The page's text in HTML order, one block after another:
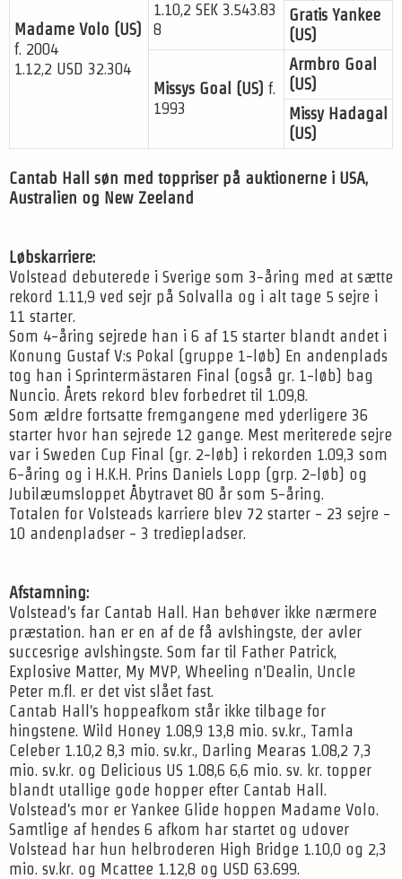
Madame Volo (US)
f. 2004
1.12,2 USD 32.304
1.10,2 SEK 3.543.83
8
Gratis Yankee
(US)
Missys Goal (US) f.
1993
Armbro Goal
(US)
Missy Hadagal
(US)
Cantab Hall søn med toppriser på auktionerne i USA,
Australien og New Zeeland
Løbskarriere:
Volstead debuterede i Sverige som 3-åring med at sætte
rekord 1.11,9 ved sejr på Solvalla og i alt tage 5 sejre i
11 starter.
Som 4-åring sejrede han i 6 af 15 starter blandt andet i
Konung Gustaf V:s Pokal (gruppe 1-løb) En andenplads
tog han i Sprintermästaren Final (også gr. 1-løb) bag
Nuncio. Årets rekord blev forbedret til 1.09,8.
Som ældre fortsatte fremgangene med yderligere 36
starter hvor han sejrede 12 gange. Mest meriterede sejre
var i Sweden Cup Final (gr. 2-løb) i rekorden 1.09,3 som
6-åring og i H.K.H. Prins Daniels Lopp (grp. 2-løb) og
Jubilæumsloppet Åbytravet 80 år som 5-åring.
Totalen for Volsteads karriere blev 72 starter - 23 sejre -
10 andenpladser - 3 trediepladser.
Afstamning:
Volstead's far Cantab Hall. Han behøver ikke nærmere
præstation. han er en af de få avlshingste, der avler
succesrige avlshingste. Som far til Father Patrick,
Explosive Matter, My MVP, Wheeling n'Dealin, Uncle
Peter m.fl. er det vist slået fast.
Cantab Hall's hoppeafkom står ikke tilbage for
hingstene. Wild Honey 1.08,9 13,8 mio. sv.kr., Tamla
Celeber 1.10,2 8,3 mio. sv.kr., Darling Mearas 1.08,2 7,3
mio. sv.kr. og Delicious US 1.08,6 6,6 mio. sv. kr. topper
blandt utallige gode hopper efter Cantab Hall.
Volstead's mor er Yankee Glide hoppen Madame Volo.
Samtlige af hendes 6 afkom har startet og udover
Volstead har hun helbroderen High Bridge 1.10,0 og 2,3
mio. sv.kr. og Mcattee 1.12,8 og USD 63.699.